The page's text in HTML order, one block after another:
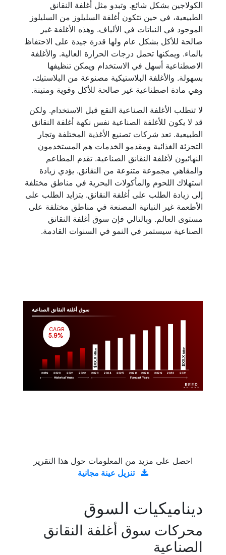
الكولاجين بشكل شائع. وتبدو مثل أغلفة النقانق
الطبيعية، في حين تتكون أغلفة السليلوز من السليلوز
الموجود في النباتات في الألياف. وهذه الأغلفة غير
صالحة للأكل بشكل عام ولها قدرة جيدة على الاحتفاظ
بالماء. ويمكنها تحمل درجات الحرارة العالية. والأغلفة
الاصطناعية أسهل في الاستخدام ويمكن تنظيفها
بسهولة. والأغلفة البلاستيكية مصنوعة من البلاستيك،
وهي مادة اصطناعية غير صالحة للأكل وقوية ومتينة.
لا تتطلب الأغلفة الصناعية النقع قبل الاستخدام. ولكن
قد لا يكون للأغلفة الصناعية نفس نكهة أغلفة النقانق
الطبيعية. تعد شركات تصنيع الأغذية المختلفة وتجار
التجزئة الغذائية ومقدمو الخدمات هم المستخدمون
النهائيون لأغلفة النقانق الصناعية. تقدم المطاعم
والمقاهي مجموعة متنوعة من النقانق. يؤدي زيادة
استهلاك اللحوم والمأكولات البحرية في مناطق مختلفة
إلى زيادة الطلب على أغلفة النقانق. يتزايد الطلب على
الأطعمة غير النباتية المصنعة في مناطق مختلفة على
مستوى العالم. وبالتالي فإن سوق أغلفة النقانق
الصناعية سيستمر في النمو في السنوات القادمة.
سوق أغلفة النقانق الصناعية
2019 2020 2021 2022 2023 2024 2025 2026 2028 2029 2030 2031
$XX.X
Million
$XX.X
Million
CAGR
5.9%
Historical Years Forecast Years
احصل على مزيد من المعلومات حول هذا التقرير
تنزيل عينة مجانية
ديناميكيات السوق
محركات سوق أغلفة النقانق
الصناعية